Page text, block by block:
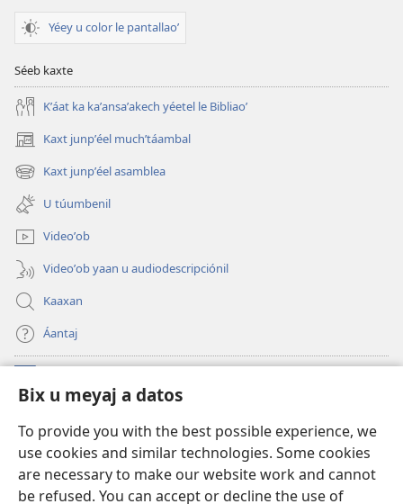
Bix u meyaj a datos
To provide you with the best possible experience, we
use cookies and similar technologies. Some cookies
are necessary to make our website work and cannot
be refused. You can accept or decline the use of
Yéey u color le pantallaoʼ
Séeb kaxte
Kʼáat ka kaʼansaʼakech yéetel le Bibliaoʼ
Kaxt junpʼéel muchʼtáambal
(opens
new
window)
Kaxt junpʼéel asamblea
(opens
new
window)
U túumbenil
Videoʼob
Videoʼob yaan u audiodescripciónil
Kaaxan
Áantaj
(opens
new
Biblioteca ich Internet tiʼ le Watchtoweroʼ™
(opens
new
window)JW Hub
(opens
new